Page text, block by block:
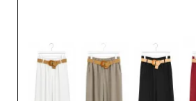
all'avanguardia della
mantenendo un
qualità-prezzo. Sfrutta i